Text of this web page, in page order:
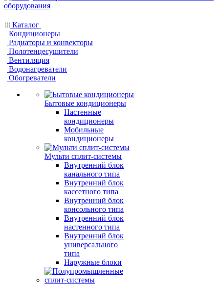
Каталог
Кондиционеры
Радиаторы и конвекторы
Полотенцесушители
Вентиляция
Водонагреватели
Обогреватели
Бытовые кондиционеры
Настенные
кондиционеры
Мобильные
кондиционеры
Мульти сплит-системы
Внутренний блок
канального типа
Внутренний блок
кассетного типа
Внутренний блок
консольного типа
Внутренний блок
настенного типа
Внутренний блок
универсального
типа
Наружные блоки